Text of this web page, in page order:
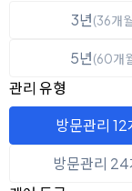
3년(36개
5년(60개
관리 유형
방문관리 12
방문관리 24